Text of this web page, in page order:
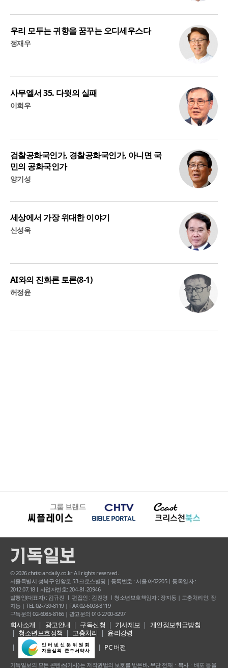
우리 모두는 귀향을 꿈꾸는 오디세우스다
정재우
사무엘서 35. 다윗의 실패
이희우
검찰공화국인가, 경찰공화국인가, 아니면 국
민의 공화국인가
양기성
세상에서 가장 위대한 이야기
신성욱
AI와의 진화론 토론(8-1)
허정윤
그룹 브랜드
© 2026 christiandaily.co.kr All rights reserved.
서울특별시 성북구 안암로 53 크로스빌딩 | 등록번호 : 서울 아02205ㅣ등록일자 :
2012.07.18ㅣ사업자번호: 204-81-20946
발행인(대표자) : 김규진 ㅣ 편집인 : 김진영 ㅣ청소년보호책임자 : 장지동 | 고충처리인: 장
지동 | TEL 02-739-8119 | FAX 02-6008-8119
구독문의 02-6085-8166 | 광고문의 010-2700-3297
회사소개 광고안내 구독신청 기사제보
개인정보취급방침
청소년보호정책
고충처리
윤리강령
PC 버전
기독일보의 모든 콘텐츠(기사) 는 저작권법의 보호를 받은바, 무단 전재ㆍ복사ㆍ배포 등을